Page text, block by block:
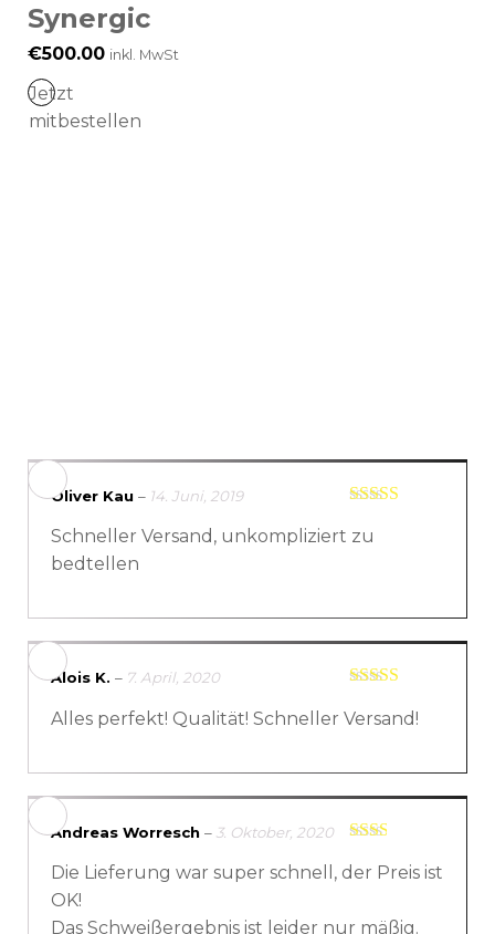
Synergic
€500.00 inkl. MwSt
Jetzt
mitbestellen
5von 5
Oliver Kau – 14. Juni, 2019
Schneller Versand, unkompliziert zu
bedtellen
5von 5
Alois K. – 7. April, 2020
Alles perfekt! Qualität! Schneller Versand!
mit 2
Andreas Worresch – 3. Oktober, 2020
Die Lieferung war super schnell, der Preis ist
OK!
Das Schweißergebnis ist leider nur mäßig.